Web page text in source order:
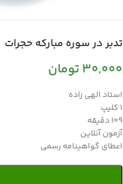
تدبر در سوره مبارکه حجرات
30,000تومان
استاد الهی زاده
1 کلیپ
109 دقیقه
آزمون آنلاین
اعطای گواهینامه رسمی